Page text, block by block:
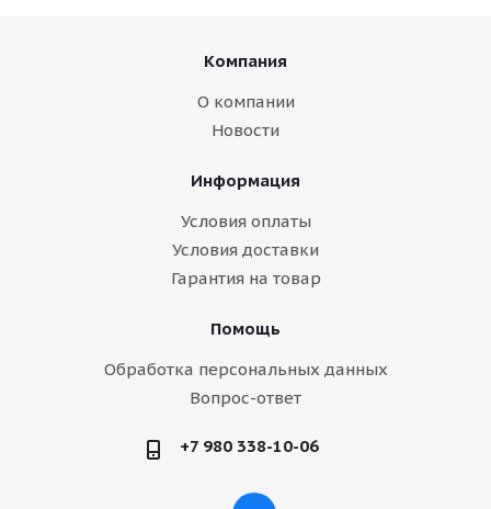
Компания
О компании
Новости
Информация
Условия оплаты
Условия доставки
Гарантия на товар
Помощь
Обработка персональных данных
Вопрос-ответ
+7 980 338-10-06